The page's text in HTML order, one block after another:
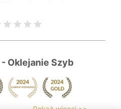
Oklejanie Szyb